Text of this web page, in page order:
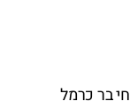
חי בר כרמל